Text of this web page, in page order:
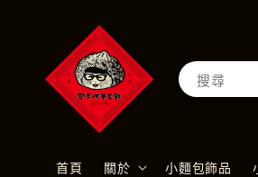
搜尋
首頁 關於 小麵包飾品